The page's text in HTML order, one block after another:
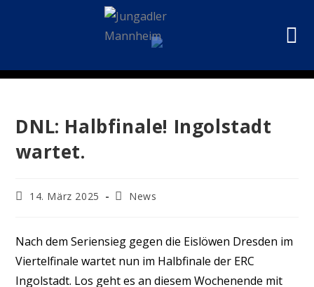
DNL: Halbfinale! Ingolstadt
wartet.
14. März 2025 News
Nach dem Seriensieg gegen die Eislöwen Dresden im
Viertelfinale wartet nun im Halbfinale der ERC
Ingolstadt. Los geht es an diesem Wochenende mit